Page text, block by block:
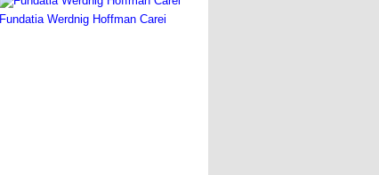
Fundatia Werdnig Hoffman Carei